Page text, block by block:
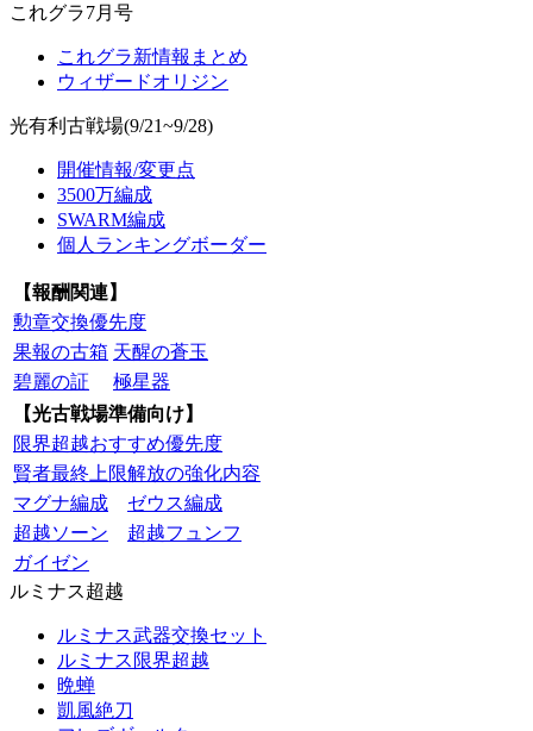
これグラ7月号
これグラ新情報まとめ
ウィザードオリジン
光有利古戦場(9/21~9/28)
開催情報/変更点
3500万編成
SWARM編成
個人ランキングボーダー
【報酬関連】
勲章交換優先度
果報の古箱 天醒の蒼玉
碧麗の証
極星器
【光古戦場準備向け】
限界超越おすすめ優先度
賢者最終上限解放の強化内容
マグナ編成
ゼウス編成
超越ソーン
超越フュンフ
ガイゼン
ルミナス超越
ルミナス武器交換セット
ルミナス限界超越
晩蝉
凱風絶刀